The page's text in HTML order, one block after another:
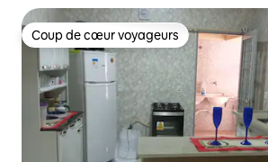
Coup de cœur voyageurs
Coup de cœur voyageurs